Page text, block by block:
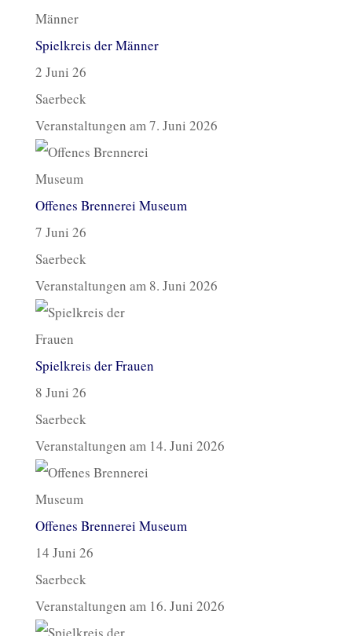
Spielkreis der Männer
2 Juni 26
Saerbeck
Veranstaltungen am 7. Juni 2026
Offenes Brennerei Museum
7 Juni 26
Saerbeck
Veranstaltungen am 8. Juni 2026
Spielkreis der Frauen
8 Juni 26
Saerbeck
Veranstaltungen am 14. Juni 2026
Offenes Brennerei Museum
14 Juni 26
Saerbeck
Veranstaltungen am 16. Juni 2026